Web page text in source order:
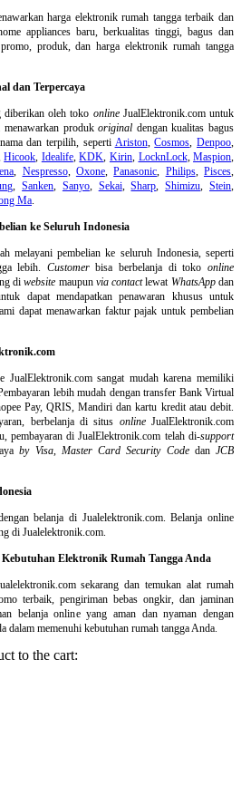
harga elektronik rumah tangga terbaik dan
appliances baru, berkualitas tinggi, bagus dan
produk, dan harga elektronik rumah tangga
dan Terpercaya
oleh toko onlineJualElektronik.com untuk
menawarkan produkoriginal dengan kualitas bagus
dan terpilih, seperti Ariston,Cosmos,Denpoo,
Hicook, Idealife,KDK, Kirin, LocknLock,Maspion,
, Nespresso, Oxone,Panasonic, Philips, Pisces,
,Sanken, Sanyo, Sekai,Sharp,Shimizu,Stein,
Ma.
ke Seluruh Indonesia
melayani pembelian ke seluruh Indonesia, seperti
lebih. Customerbisa berbelanja di tokoonline
diwebsite maupun via contactlewat WhatsAppdan
dapat mendapatkan penawaran khusus untuk
dapat menawarkan faktur pajak untuk pembelian
JualElektronik.com sangat mudah karena memiliki
lebih mudah dengan transfer Bank Virtual
Pay, QRIS, Mandiri dan kartu kredit atau debit.
berbelanja di situs onlineJualElektronik.com
pembayaran di JualElektronik.com telah di-support
by Visa, Master Card Security Codedan JCB
belanja di Jualelektronik.com. Belanja online
di Jualelektronik.com.
Elektronik Rumah Tangga Anda
sekarang dan temukan alat rumah
terbaik, pengiriman bebas ongkir, dan jaminan
belanja online yang aman dan nyaman dengan
dalam memenuhi kebutuhan rumah tangga Anda.
to the cart: